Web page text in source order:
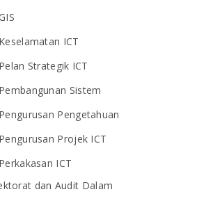
GIS
Keselamatan ICT
Pelan Strategik ICT
Pembangunan Sistem
Pengurusan Pengetahuan
Pengurusan Projek ICT
Perkakasan ICT
dan Audit Dalam